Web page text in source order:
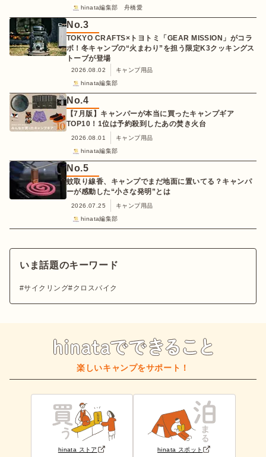
hinata編集部 舟橋愛
No.3
TOKYO CRAFTS×トヨトミ「GEAR MISSION」がコラ
ボ！冬キャンプの“火まわり”を担う限定K3クッキングス
トーブが登場
2026.08.02
キャンプ用品
hinata編集部
No.4
【7月版】キャンパーが本当に買ったキャンプギア
TOP10！1位は予約殺到したあの焚き火台
2026.08.01
キャンプ用品
hinata編集部
No.5
蚊取り線香、キャンプでまだ地面に置いてる？キャンパ
ーが感動した“小さな発明”とは
2026.07.25
キャンプ用品
hinata編集部
いま話題のキーワード
サイクリング クロスバイク
楽しいキャンプをサポート！
hinata ストア hinata スポット